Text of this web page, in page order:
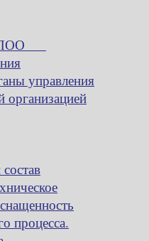
управления
организацией
процесса.